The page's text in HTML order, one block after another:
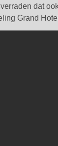
dat
Grand